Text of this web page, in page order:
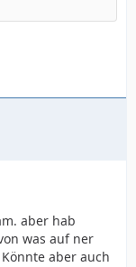
aber hab
was auf ner
aber auch